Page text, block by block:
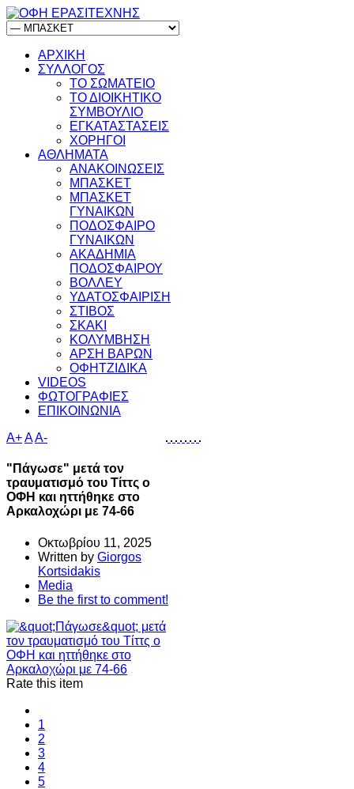
ΑΡΧΙΚΗ
ΣΥΛΛΟΓΟΣ
ΤΟ ΣΩΜΑΤΕΙΟ
ΤΟ ΔΙΟΙΚΗΤΙΚΟ
ΣΥΜΒΟΥΛΙΟ
ΕΓΚΑΤΑΣΤΑΣΕΙΣ
ΧΟΡΗΓΟΙ
ΑΘΛΗΜΑΤΑ
ΑΝΑΚΟΙΝΩΣΕΙΣ
ΜΠΑΣΚΕΤ
ΜΠΑΣΚΕΤ
ΓΥΝΑΙΚΩΝ
ΠΟΔΟΣΦΑΙΡΟ
ΓΥΝΑΙΚΩΝ
ΑΚΑΔΗΜΙΑ
ΠΟΔΟΣΦΑΙΡΟΥ
ΒΟΛΛΕΥ
ΥΔΑΤΟΣΦΑΙΡΙΣΗ
ΣΤΙΒΟΣ
ΣΚΑΚΙ
ΚΟΛΥΜΒΗΣΗ
ΑΡΣΗ ΒΑΡΩΝ
ΟΦΗΤΖΙΔΙΚΑ
VIDEOS
ΦΩΤΟΓΡΑΦΙΕΣ
ΕΠΙΚΟΙΝΩΝΙΑ
A+AA-
"Πάγωσε" μετά τον
τραυματισμό του Τίττς ο
ΟΦΗ και ηττήθηκε στο
Αρκαλοχώρι με 74-66
Οκτωβρίου 11, 2025
Written by Giorgos
Kortsidakis
Media
Be the first to comment!
Rate this item
1
2
3
4
5